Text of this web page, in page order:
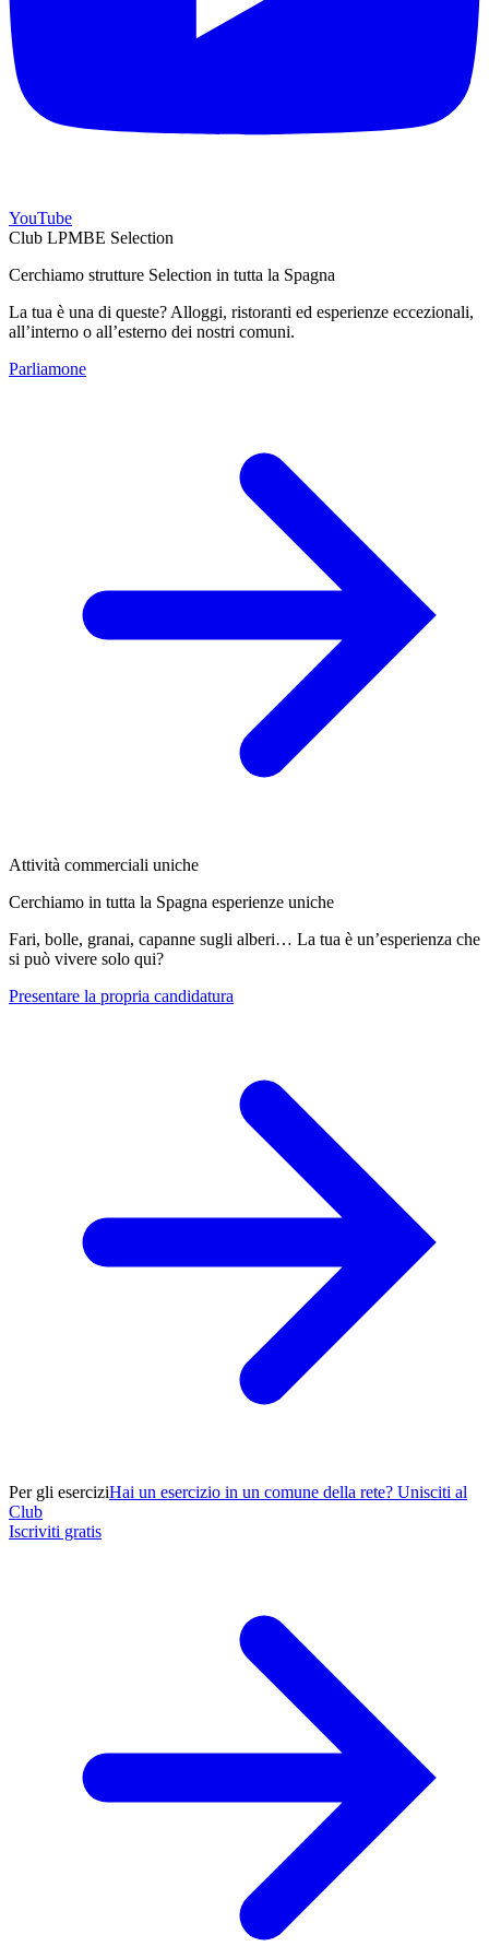
YouTube
Club LPMBE Selection
Cerchiamo strutture Selection in tutta la Spagna
La tua è una di queste? Alloggi, ristoranti ed esperienze eccezionali,
all’interno o all’esterno dei nostri comuni.
Parliamone
Attività commerciali uniche
Cerchiamo in tutta la Spagna esperienze uniche
Fari, bolle, granai, capanne sugli alberi… La tua è un’esperienza che
si può vivere solo qui?
Presentare la propria candidatura
Per gli eserciziHai un esercizio in un comune della rete? Unisciti al
Club
Iscriviti gratis